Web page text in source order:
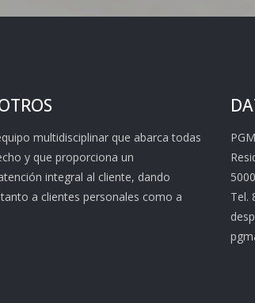
multidisciplinar que abarca todas
y que proporciona un
integral al cliente, dando
a clientes personales como a
Tel.